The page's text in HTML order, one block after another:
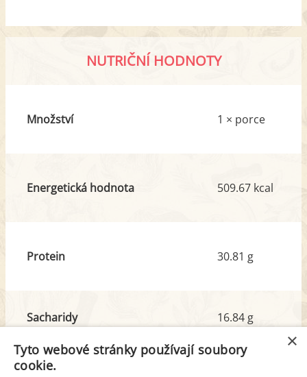
NUTRIČNÍ HODNOTY
Množství 1 × porce
Energetická hodnota 509.67 kcal
Protein 30.81 g
Sacharidy
z toho cukr
16.84 g
7.10 g
×
Tyto webové stránky používají soubory
cookie.